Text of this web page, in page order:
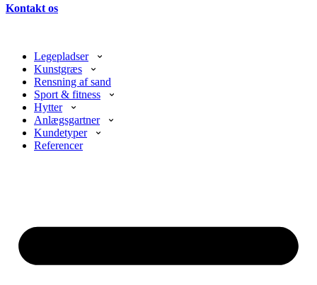
Kontakt os
Legepladser
Kunstgræs
Rensning af sand
Sport & fitness
Hytter
Anlægsgartner
Kundetyper
Referencer